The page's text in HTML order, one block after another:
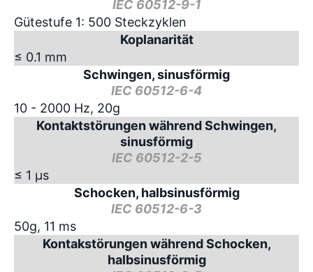
IEC 60512-9-1
Gütestufe 1: 500 Steckzyklen
Koplanarität
≤ 0.1 mm
Schwingen, sinusförmig
IEC 60512-6-4
10 - 2000 Hz, 20g
Kontaktstörungen während Schwingen,
sinusförmig
IEC 60512-2-5
≤ 1 µs
Schocken, halbsinusförmig
IEC 60512-6-3
50g, 11 ms
Kontakstörungen während Schocken,
halbsinusförmig